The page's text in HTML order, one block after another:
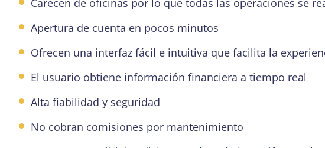
Apertura de cuenta en pocos minutos
Ofrecen una interfaz fácil e intuitiva que facilita la
El usuario obtiene información financiera a tiempo real
Alta fiabilidad y seguridad
No cobran comisiones por mantenimiento